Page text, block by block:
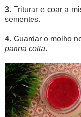
3. Triturar e coar a
sementes.
4. Guardar o molho
panna cotta.